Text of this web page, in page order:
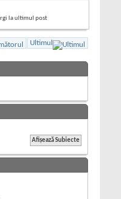
Ultimul